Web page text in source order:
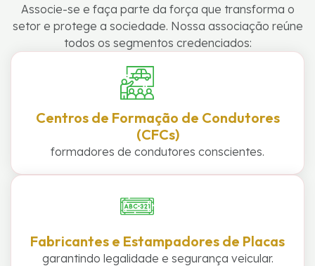
Associe-se e faça parte da força que transforma o
setor e protege a sociedade. Nossa associação reúne
todos os segmentos credenciados:
Centros de Formação de Condutores
(CFCs)
formadores de condutores conscientes.
Fabricantes e Estampadores de Placas
garantindo legalidade e segurança veicular.